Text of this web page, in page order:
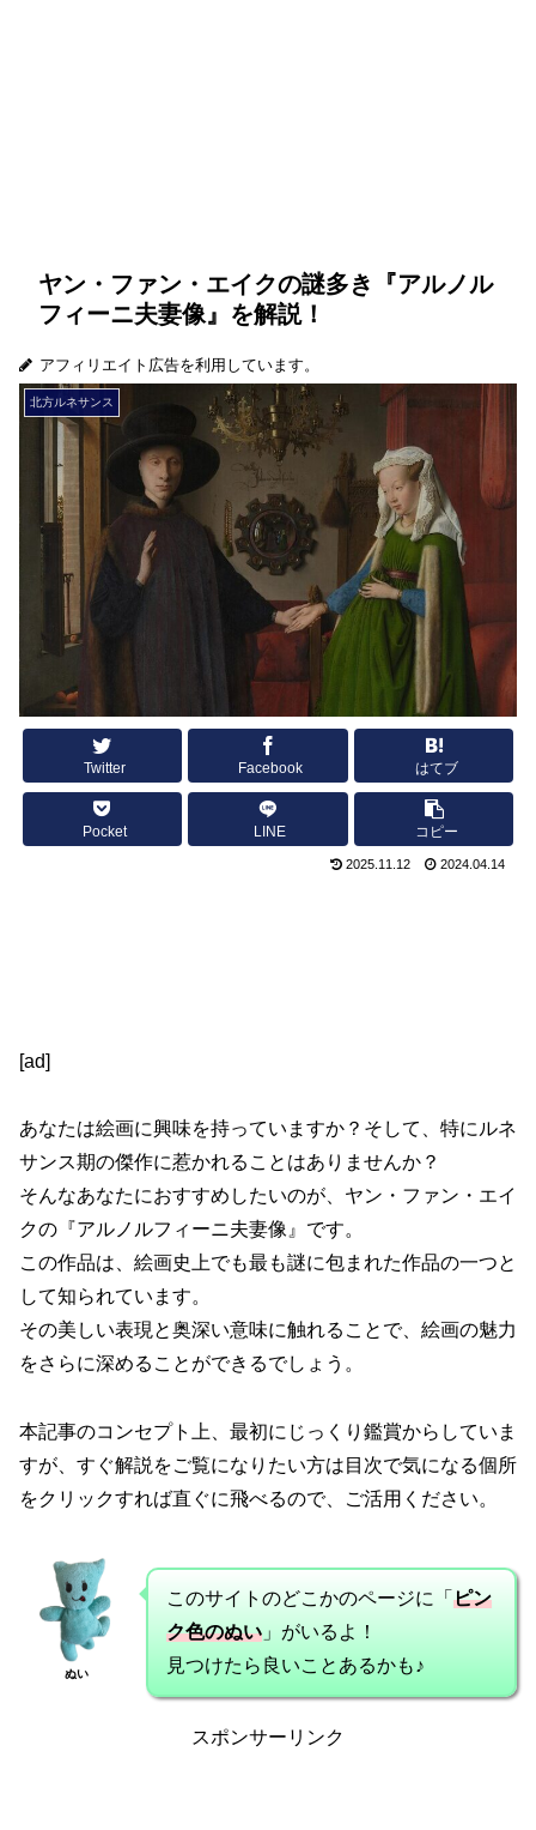
ヤン・ファン・エイクの謎多き『アルノル
フィーニ夫妻像』を解説！
アフィリエイト広告を利用しています。
北方ルネサンス
Twitter Facebook はてブ
Pocket LINE コピー
2025.11.12 2024.04.14
[ad]
あなたは絵画に興味を持っていますか？そして、特にルネ
サンス期の傑作に惹かれることはありませんか？
そんなあなたにおすすめしたいのが、ヤン・ファン・エイ
クの『アルノルフィーニ夫妻像』です。
この作品は、絵画史上でも最も謎に包まれた作品の一つと
して知られています。
その美しい表現と奥深い意味に触れることで、絵画の魅力
をさらに深めることができるでしょう。
本記事のコンセプト上、最初にじっくり鑑賞からしていま
すが、すぐ解説をご覧になりたい方は目次で気になる個所
をクリックすれば直ぐに飛べるので、ご活用ください。
ぬい
このサイトのどこかのページに「 ピン
ク色のぬい 」がいるよ！
見つけたら良いことあるかも♪
スポンサーリンク